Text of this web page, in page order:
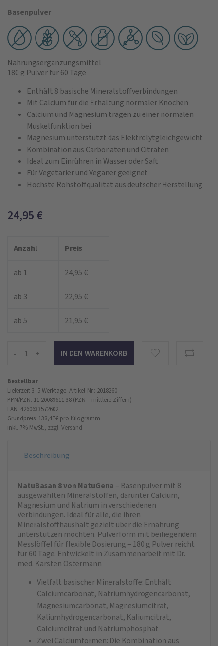
Basenpulver
Nahrungsergänzungsmittel
180 g Pulverfür 60 Tage
Enthält 8 basische Mineralstoffverbindungen
Mit Calcium für die Erhaltung normaler Knochen
Calcium und Magnesium tragen zu einer normalen
Muskelfunktion bei
Magnesium unterstützt das Elektrolytgleichgewicht
Kombination aus Carbonaten und Citraten
Ideal zum Einrühren in Wasser oder Saft
Für Vegetarier und Veganer geeignet
Höchste Rohstoffqualität aus deutscher Herstellung
24,95 €
Anzahl Preis
ab 1 24,95 €
ab 3 22,95 €
ab 5 21,95 €
- +
Bestellbar
Lieferzeit 3–5 Werktage. Artikel-Nr.: 2018260
PPN/PZN: 11 20089611 38 (PZN = mittlere Ziffern)
EAN: 4260633572602
Grundpreis: 138,47 € pro Kilogramm
inkl. 7% MwSt., zzgl. Versand
Beschreibung
NatuBasan 8 von NatuGena – Basenpulver mit 8
ausgewählten Mineralstoffen, darunter Calcium,
Magnesium und Natrium in verschiedenen
Verbindungen. Ideal für alle, die ihren
Mineralstoffhaushalt gezielt über die Ernährung
unterstützen möchten. Pulverform mit beiliegendem
Messlöffel für flexible Dosierung – 180 g Pulver reicht
für 60 Tage. Entwickelt in Zusammenarbeit mit Dr.
med. Karsten Ostermann
Vielfalt basischer Mineralstoffe: Enthält
Calciumcarbonat, Natriumhydrogencarbonat,
Magnesiumcarbonat, Magnesiumcitrat,
Kaliumhydrogencarbonat, Kaliumcitrat,
Calciumcitrat und Natriumphosphat
Zwei Calciumformen: Die Kombination aus